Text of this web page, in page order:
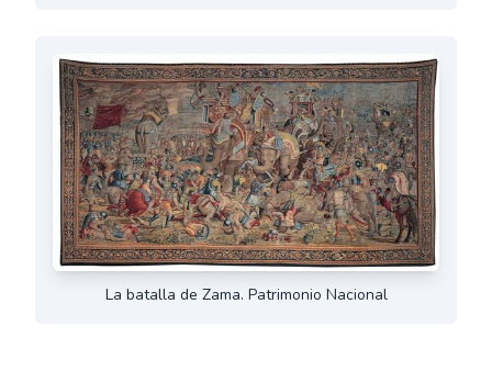
La batalla de Zama. Patrimonio Nacional